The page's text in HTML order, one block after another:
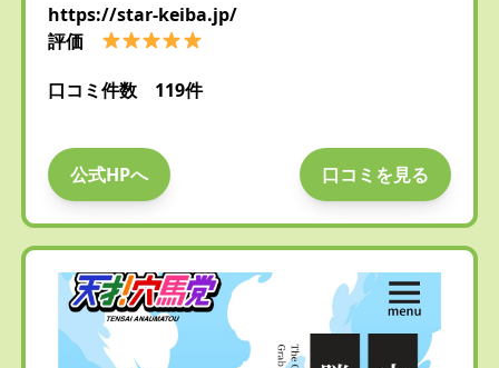
https://star-keiba.jp/
評価
口コミ件数 119件
公式HPへ 口コミを見る